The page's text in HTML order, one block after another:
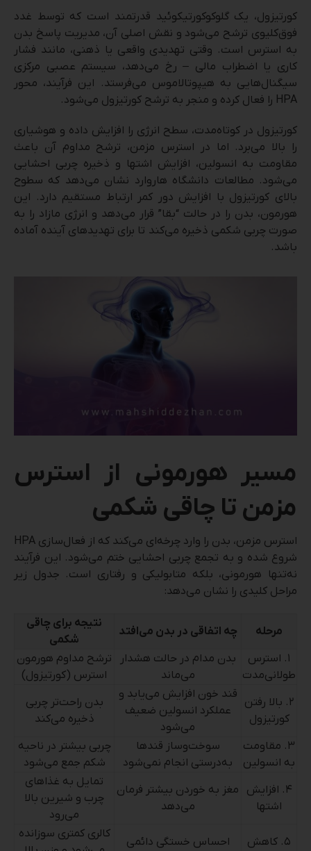
کورتیزول، یک گلوکوکورتیکوئید قدرتمند است که توسط غدد
فوق‌کلیوی ترشح می‌شود و نقش اصلی آن، مدیریت پاسخ بدن
به استرس است. وقتی تهدیدی واقعی یا ذهنی، مانند فشار
کاری یا اضطراب مالی – رخ می‌دهد، سیستم عصبی مرکزی
سیگنال‌هایی به هیپوتالاموس می‌فرستد. این فرآیند، محور
HPA را فعال کرده و منجر به ترشح کورتیزول می‌شود.
کورتیزول در کوتاه‌مدت، سطح انرژی را افزایش داده و هوشیاری
را بالا می‌برد. اما در استرس مزمن، ترشح مداوم آن باعث
مقاومت به انسولین، افزایش اشتها و ذخیره چربی احشایی
می‌شود. مطالعات دانشگاه هاروارد نشان می‌دهد که سطوح
بالای کورتیزول با افزایش دور کمر ارتباط مستقیم دارد. این
هورمون، بدن را در حالت “بقا” قرار می‌دهد و انرژی مازاد را به
صورت چربی شکمی ذخیره می‌کند تا برای تهدیدهای آینده آماده
باشد.
مسیر هورمونی از استرس
مزمن تا چاقی شکمی
استرس مزمن، بدن را وارد چرخه‌ای می‌کند که از فعال‌سازی HPA
شروع شده و به تجمع چربی احشایی ختم می‌شود. این فرآیند
نه‌تنها هورمونی، بلکه متابولیکی و رفتاری است. جدول زیر
مراحل کلیدی را نشان می‌دهد:
مرحله چه اتفاقی در بدن می‌افتد
نتیجه برای چاقی
شکمی
۱. استرس
طولانی‌مدت
بدن مدام در حالت هشدار
می‌ماند
ترشح مداوم هورمون
استرس (کورتیزول)
۲. بالا رفتن
کورتیزول
قند خون افزایش می‌یابد و
عملکرد انسولین ضعیف
می‌شود
بدن راحت‌تر چربی
ذخیره می‌کند
۳. مقاومت
به انسولین
سوخت‌وساز قندها
به‌درستی انجام نمی‌شود
چربی بیشتر در ناحیه
شکم جمع می‌شود
۴. افزایش
اشتها
مغز به خوردن بیشتر فرمان
می‌دهد
تمایل به غذاهای
چرب و شیرین بالا
می‌رود
۵. کاهش
احساس خستگی دائمی
کالری کمتری سوزانده